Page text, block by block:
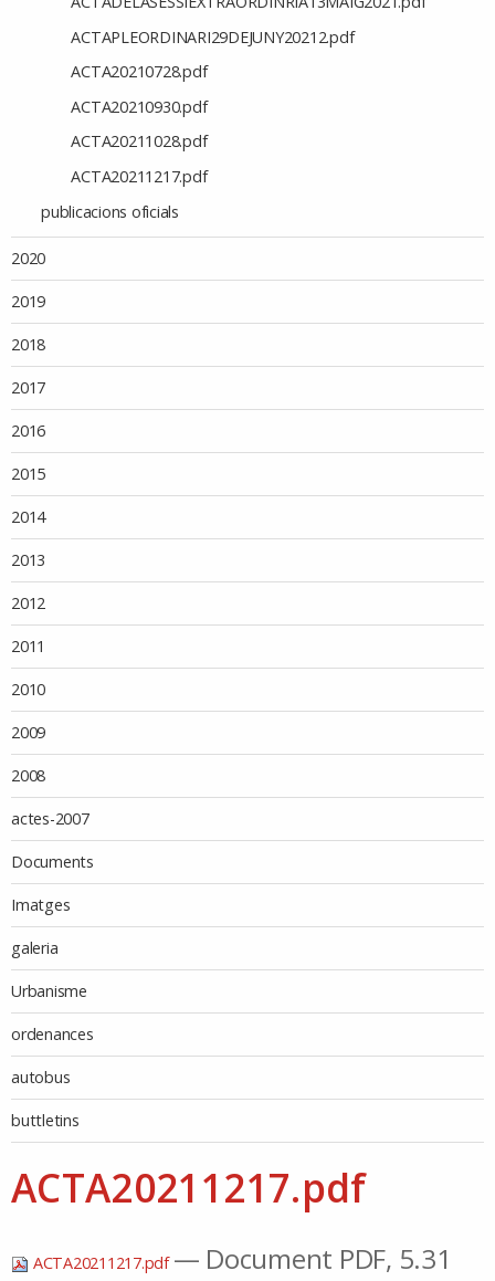
ACTAPLEORDINARI29DEJUNY20212.pdf
ACTA20210728.pdf
ACTA20210930.pdf
ACTA20211028.pdf
ACTA20211217.pdf
publicacions oficials
2020
2019
2018
2017
2016
2015
2014
2013
2012
2011
2010
2009
2008
actes-2007
Documents
Imatges
galeria
Urbanisme
ordenances
autobus
buttletins
ACTA20211217.pdf
ACTA20211217.pdf — Document PDF, 5.31